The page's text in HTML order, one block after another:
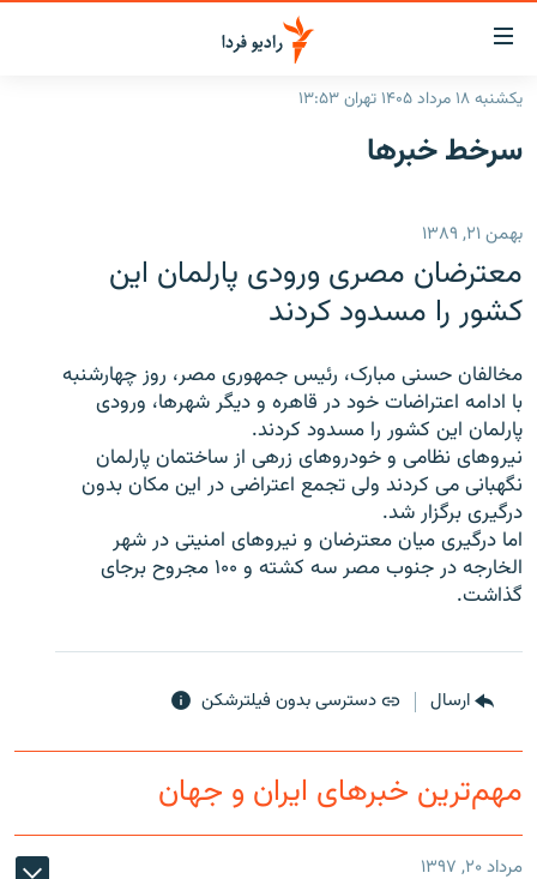
لینک‌های
قابلیت
دسترسی
بازگشت
اصلی
رفتن
به
صفحه
ایران
انتخاب کنید و بشنوید
فرکانس‌ها
پادکست
گزارش‌های تصویری
گزارش‌های ویدئویی
زنان فردا
English
به ما بپیوندید
یکشنبه ۱۸ مرداد ۱۴۰۵ تهران ۱۳:۵۳
سرخط‌ خبرها
بهمن ۲۱, ۱۳۸۹
معترضان مصری ورودی پارلمان این
کشور را مسدود کردند
مخالفان حسنی مبارک، رئیس جمهوری مصر، روز چهارشنبه
با ادامه اعتراضات خود در قاهره و دیگر شهرها، ورودی
پارلمان این کشور را مسدود کردند.
نیروهای نظامی و خودروهای زرهی از ساختمان پارلمان
نگهبانی می کردند ولی تجمع اعتراضی در این مکان بدون
درگیری برگزار شد.
اما درگیری میان معترضان و نیروهای امنیتی در شهر
الخارجه در جنوب مصر سه کشته و ۱۰۰ مجروح برجای
گذاشت.
ارسال دسترسی بدون فیلترشکن
مهم‌ترین خبرهای ایران و جهان
مرداد ۲۰, ۱۳۹۷